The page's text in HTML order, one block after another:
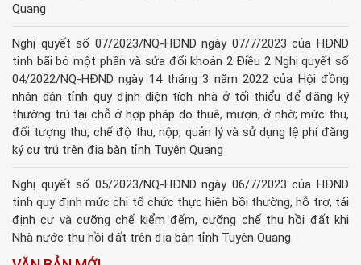
Quang
Nghị quyết số 07/2023/NQ-HĐND ngày 07/7/2023 của HĐND
tỉnh bãi bỏ một phần và sửa đổi khoản 2 Điều 2 Nghị quyết số
04/2022/NQ-HĐND ngày 14 tháng 3 năm 2022 của Hội đồng
nhân dân tỉnh quy định diện tích nhà ở tối thiểu để đăng ký
thường trú tại chỗ ở hợp pháp do thuê, mượn, ở nhờ; mức thu,
đối tượng thu, chế độ thu, nộp, quản lý và sử dụng lệ phí đăng
ký cư trú trên địa bàn tỉnh Tuyên Quang
Nghị quyết số 05/2023/NQ-HĐND ngày 06/7/2023 của HĐND
tỉnh quy định mức chi tổ chức thực hiện bồi thường, hỗ trợ, tái
định cư và cưỡng chế kiểm đếm, cưỡng chế thu hồi đất khi
Nhà nước thu hồi đất trên địa bàn tỉnh Tuyên Quang